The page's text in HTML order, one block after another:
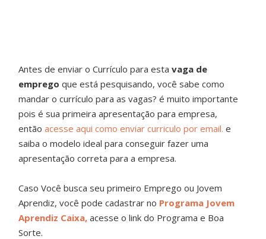
Antes de enviar o Currículo para estavaga de
empregoque está pesquisando, você sabe como
mandar o currículo para as vagas? é muito importante
pois é sua primeira apresentação para empresa,
entãoacesse aqui como enviar curriculo por email. e
saiba o modelo ideal para conseguir fazer uma
apresentação correta para a empresa.
Caso Você busca seu primeiro Emprego ou Jovem
Aprendiz, você pode cadastrar no Programa Jovem
Aprendiz Caixa, acesse o link do Programa e Boa
Sorte.